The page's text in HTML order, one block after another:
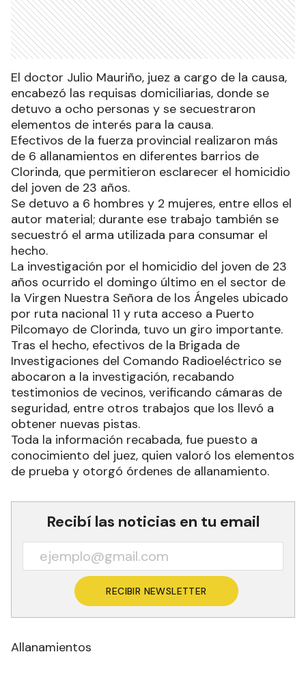
El doctor Julio Mauriño, juez a cargo de la causa,
encabezó las requisas domiciliarias, donde se
detuvo a ocho personas y se secuestraron
elementos de interés para la causa.
Efectivos de la fuerza provincial realizaron más
de 6 allanamientos en diferentes barrios de
Clorinda, que permitieron esclarecer el homicidio
del joven de 23 años.
Se detuvo a 6 hombres y 2 mujeres, entre ellos el
autor material; durante ese trabajo también se
secuestró el arma utilizada para consumar el
hecho.
La investigación por el homicidio del joven de 23
años ocurrido el domingo último en el sector de
la Virgen Nuestra Señora de los Ángeles ubicado
por ruta nacional 11 y ruta acceso a Puerto
Pilcomayo de Clorinda, tuvo un giro importante.
Tras el hecho, efectivos de la Brigada de
Investigaciones del Comando Radioeléctrico se
abocaron a la investigación, recabando
testimonios de vecinos, verificando cámaras de
seguridad, entre otros trabajos que los llevó a
obtener nuevas pistas.
Toda la información recabada, fue puesto a
conocimiento del juez, quien valoró los elementos
de prueba y otorgó órdenes de allanamiento.
Recibí las noticias en tu email
RECIBIR NEWSLETTER
Allanamientos